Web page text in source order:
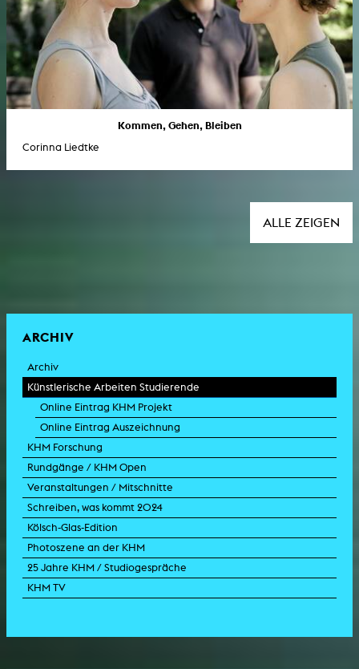
Kommen, Gehen, Bleiben
Corinna Liedtke
ALLE ZEIGEN
ARCHIV
Archiv
Künstlerische Arbeiten Studierende
Online Eintrag KHM Projekt
Online Eintrag Auszeichnung
KHM Forschung
Rundgänge / KHM Open
Veranstaltungen / Mitschnitte
Schreiben, was kommt 2024
Kölsch-Glas-Edition
Photoszene an der KHM
25 Jahre KHM / Studiogespräche
KHM TV